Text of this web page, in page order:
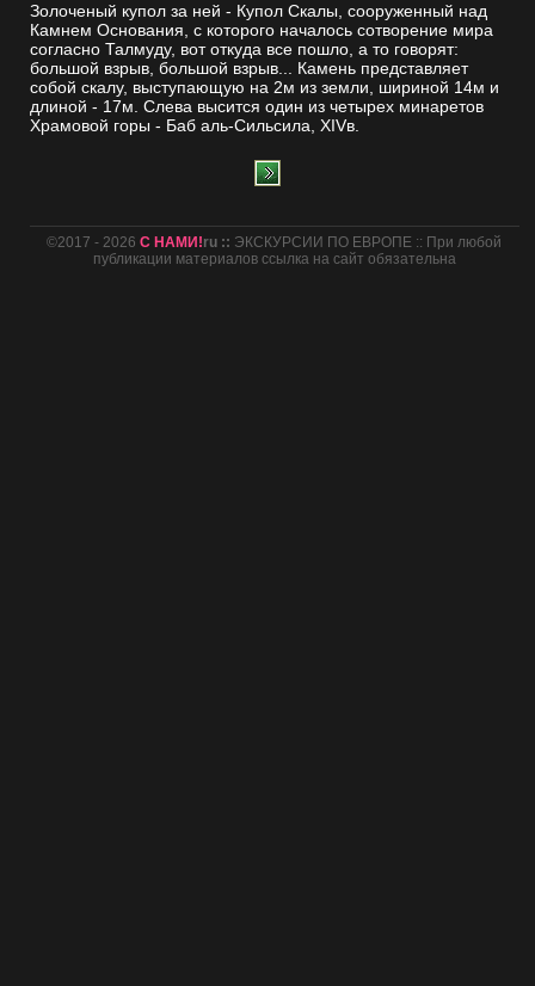
Золоченый купол за ней - Купол Скалы, сооруженный над
Камнем Основания, с которого началось сотворение мира
согласно Талмуду, вот откуда все пошло, а то говорят:
большой взрыв, большой взрыв... Камень представляет
собой скалу, выступающую на 2м из земли, шириной 14м и
длиной - 17м. Слева высится один из четырех минаретов
Храмовой горы - Баб аль-Сильсила, XIVв.
©2017 - 2026С НАМИ!ru :: ЭКСКУРСИИ ПО ЕВРОПЕ :: При любой
публикации материалов ссылка на сайт обязательна